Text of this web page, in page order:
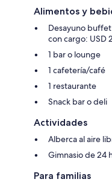
Alimentos y
Desayuno
con cargo: USD
1 bar o lounge
1 cafetería/café
1 restaurante
Snack bar o deli
Actividades
Alberca al aire
Gimnasio de 24
Para familias